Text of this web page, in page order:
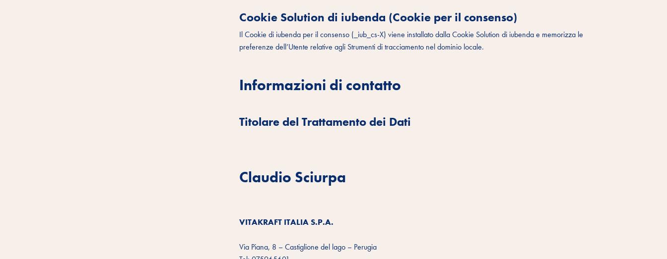
Cookie Solution di iubenda (Cookie per il consenso)
Il Cookie di iubenda per il consenso (_iub_cs-X) viene installato dalla Cookie Solution di iubenda e memorizza le
preferenze dell’Utente relative agli Strumenti di tracciamento nel dominio locale.
Informazioni di contatto
Titolare del Trattamento dei Dati
Claudio Sciurpa
VITAKRAFT ITALIA S.P.A.
Via Piana, 8 – Castiglione del lago – Perugia